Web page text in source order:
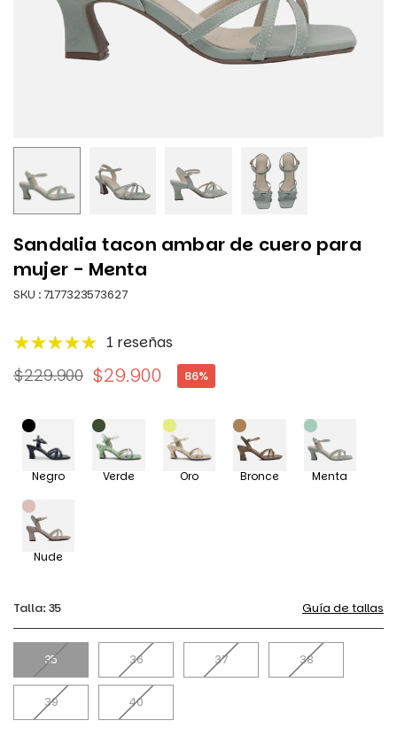
Sandalia tacon ambar de cuero para
mujer - Menta
SKU :7177323573627
1 reseñas
Precio
$229.900 $29.900 86%
Negro Verde Oro Bronce Menta
Nude
Talla: 35 Guía de tallas
35 36 37 38
39 40